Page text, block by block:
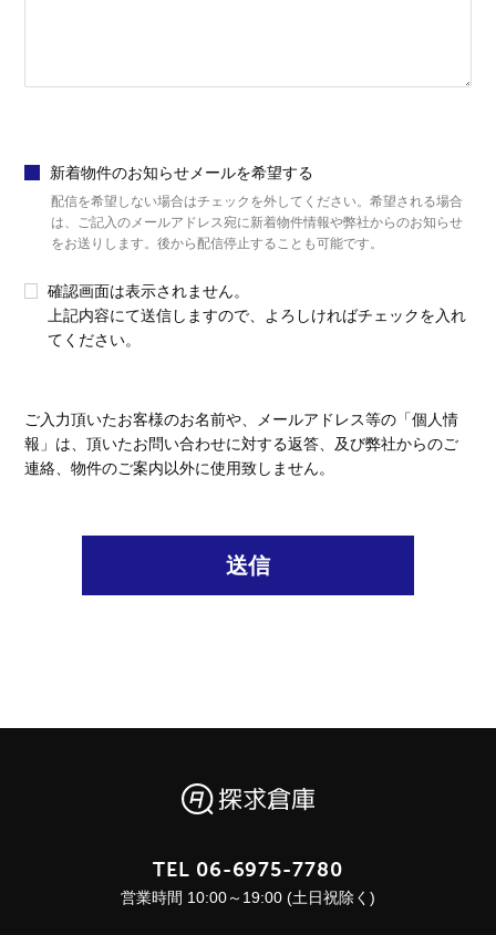
新着物件のお知らせメールを希望する
配信を希望しない場合はチェックを外してください。希望される場合
は、ご記入のメールアドレス宛に新着物件情報や弊社からのお知らせ
をお送りします。後から配信停止することも可能です。
確認画面は表示されません。
上記内容にて送信しますので、よろしければチェックを入れ
てください。
ご入力頂いたお客様のお名前や、メールアドレス等の「個人情
報」は、頂いたお問い合わせに対する返答、及び弊社からのご
連絡、物件のご案内以外に使用致しません。
送信
TEL 06-6975-7780
営業時間 10:00～19:00 (土日祝除く)